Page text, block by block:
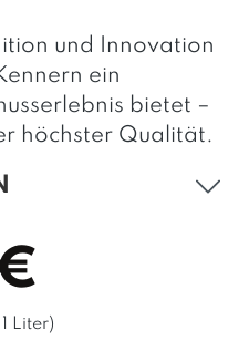
und Innovation
ein
bietet –
höchster Qualität.
Liter)